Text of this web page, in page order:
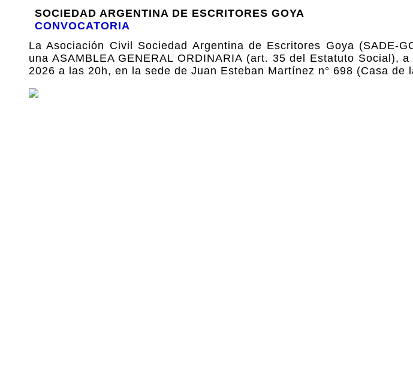
SOCIEDAD ARGENTINA DE ESCRITORES GOYA
CONVOCATORIA
La Asociación Civil Sociedad Argentina de Escritores Goya (SADE-
una ASAMBLEA GENERAL ORDINARIA (art. 35 del Estatuto Social),
2026 a las 20h, en la sede de Juan Esteban Martínez n° 698 (Casa de